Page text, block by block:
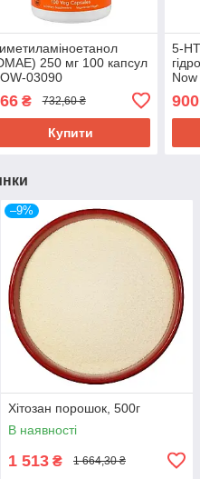
250 мг 100 капсул
03090
₴ 732,60 ₴
Купити
5-
900
–9%
Хітозан порошок, 500г
В наявності
1 513 ₴ 1 664,30 ₴